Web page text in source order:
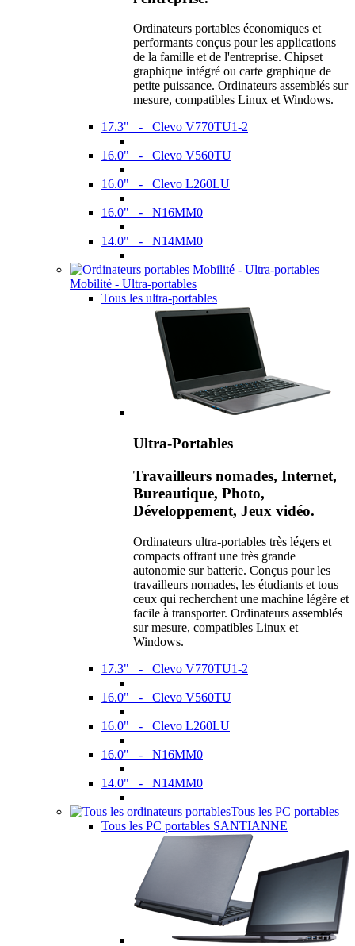
Ordinateurs portables économiques et
performants conçus pour les applications
de la famille et de l'entreprise. Chipset
graphique intégré ou carte graphique de
petite puissance. Ordinateurs assemblés sur
mesure, compatibles Linux et Windows.
17.3" - Clevo V770TU1-2
16.0" - Clevo V560TU
16.0" - Clevo L260LU
16.0" - N16MM0
14.0" - N14MM0
Mobilité - Ultra-portables
Tous les ultra-portables
Ultra-Portables
Travailleurs nomades, Internet,
Bureautique, Photo,
Développement, Jeux vidéo.
Ordinateurs ultra-portables très légers et
compacts offrant une très grande
autonomie sur batterie. Conçus pour les
travailleurs nomades, les étudiants et tous
ceux qui recherchent une machine légère et
facile à transporter. Ordinateurs assemblés
sur mesure, compatibles Linux et
Windows.
17.3" - Clevo V770TU1-2
16.0" - Clevo V560TU
16.0" - Clevo L260LU
16.0" - N16MM0
14.0" - N14MM0
Tous les PC portables
Tous les PC portables SANTIANNE